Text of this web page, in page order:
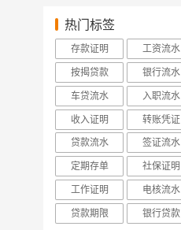
热门标签
存款证明 工资流水
按揭贷款
银行流水
车贷流水
入职流水
收入证明
转账凭证
贷款流水
签证流水
定期存单
社保证明
工作证明
电核流水
贷款期限
银行贷款